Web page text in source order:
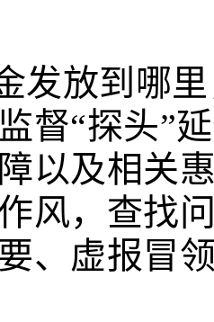
发放到哪
督“探头”
以及相关
风，查找
、虚报冒